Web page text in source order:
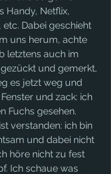
Handy, Netflix,
Dabei geschieht
uns herum, achte
letztens auch im
und gemerkt,
es jetzt weg und
und zack: ich
Fuchs gesehen.
verstanden: ich bin
und dabei nicht
höre nicht zu fest
Ich schaue was